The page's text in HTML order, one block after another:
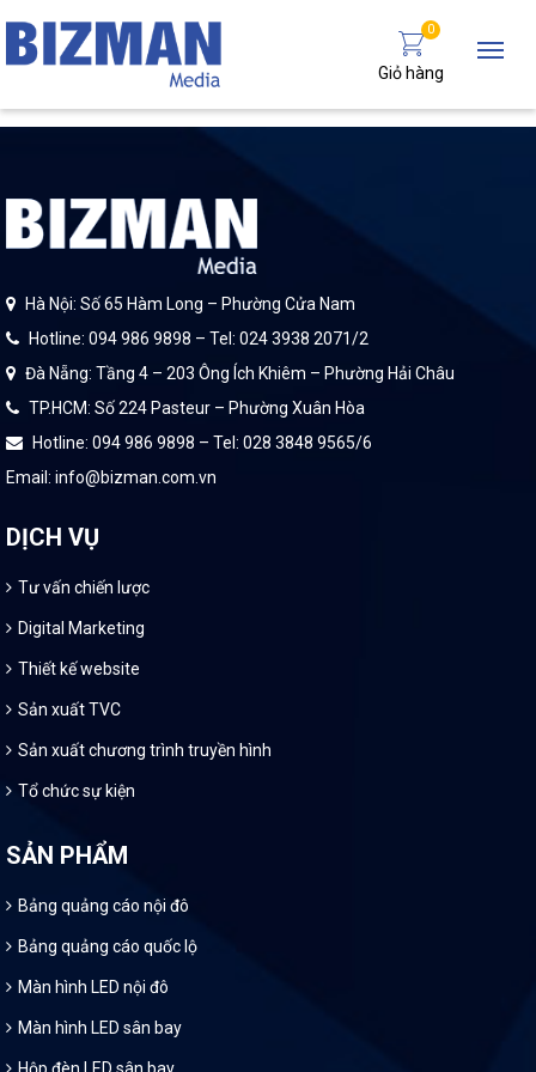
0
Giỏ hàng
Hà Nội: Số 65 Hàm Long – Phường Cửa Nam
Hotline: 094 986 9898 – Tel: 024 3938 2071/2
Đà Nẵng: Tầng 4 – 203 Ông Ích Khiêm – Phường Hải Châu
TP.HCM: Số 224 Pasteur – Phường Xuân Hòa
Hotline: 094 986 9898 – Tel: 028 3848 9565/6
Email: info@bizman.com.vn
DỊCH VỤ
Tư vấn chiến lược
Digital Marketing
Thiết kế website
Sản xuất TVC
Sản xuất chương trình truyền hình
Tổ chức sự kiện
SẢN PHẨM
Bảng quảng cáo nội đô
Bảng quảng cáo quốc lộ
Màn hình LED nội đô
Màn hình LED sân bay